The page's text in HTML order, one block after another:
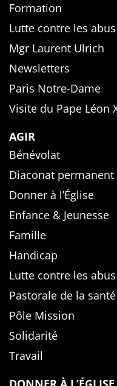
Formation
Lutte contre les abus
Mgr Laurent Ulrich
Newsletters
Paris Notre-Dame
Visite du Pape Léon
AGIR
Bénévolat
Diaconat permanent
Donner à l’Église
Enfance & Jeunesse
Famille
Handicap
Lutte contre les abus
Pastorale de la santé
Pôle Mission
Solidarité
Travail